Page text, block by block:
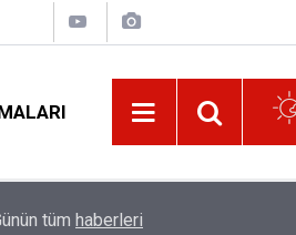
Proje Okulu Öğretmenleri İçin
tüm haberleri